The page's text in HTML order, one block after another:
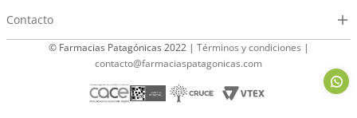
Contacto
© Farmacias Patagónicas 2022 | Términos y condiciones |
contacto@farmaciaspatagonicas.com